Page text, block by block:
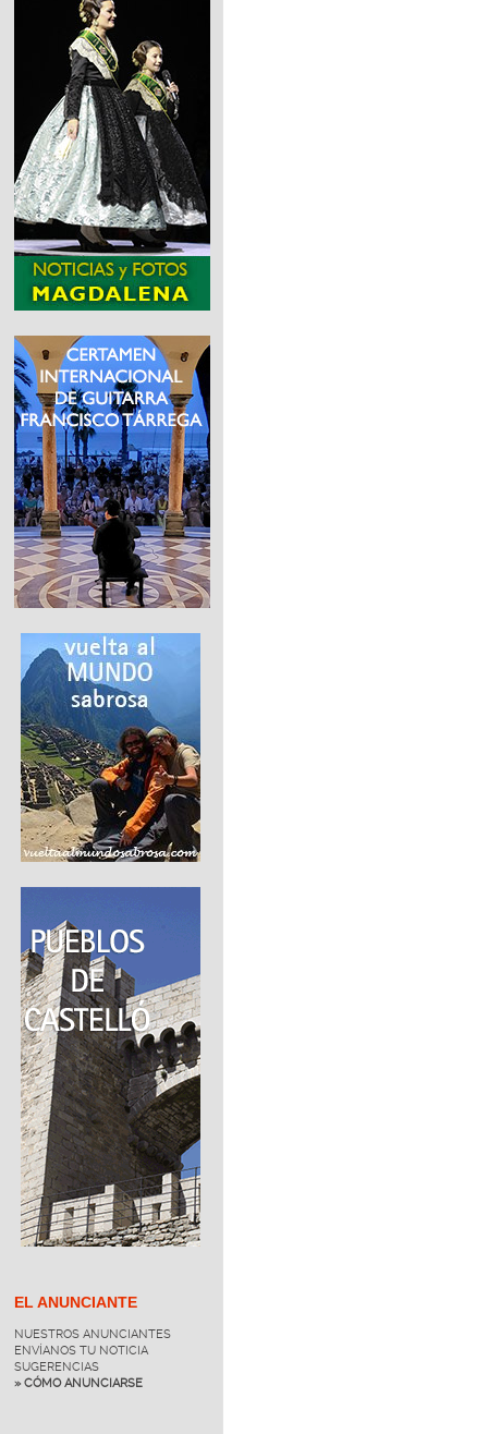
EL ANUNCIANTE
NUESTROS ANUNCIANTES
ENVÍANOS TU NOTICIA
SUGERENCIAS
» CÓMO ANUNCIARSE